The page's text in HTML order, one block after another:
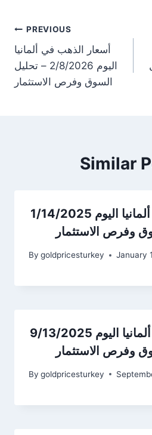
PREVIOUS
أسعار الذهب في ألمانيا
اليوم 2/8/2026 – تحليل
السوق وفرص الاستثمار
Similar
أسعار الذهب في ألمانيا اليوم 1/14/2025
وفرص الاستثمار
By goldpricesturkey January
أسعار الذهب في ألمانيا اليوم 9/13/2025
وفرص الاستثمار
By goldpricesturkey